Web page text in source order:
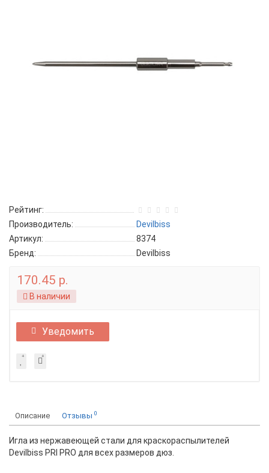
Рейтинг:
Производитель:
Devilbiss
Артикул:
8374
Бренд:
Devilbiss
170.45 р.
В наличии
Уведомить
Описание Отзывы 0
Игла из нержавеющей стали для краскораспылителей
Devilbiss PRI PRO для всех размеров дюз.